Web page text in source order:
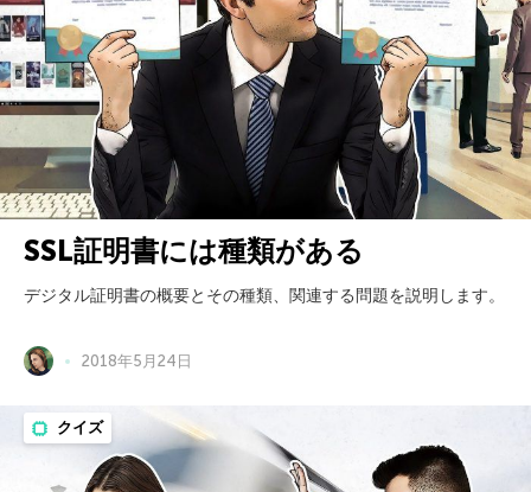
SSL証明書には種類がある
デジタル証明書の概要とその種類、関連する問題を説明します。
2018年5月24日
クイズ